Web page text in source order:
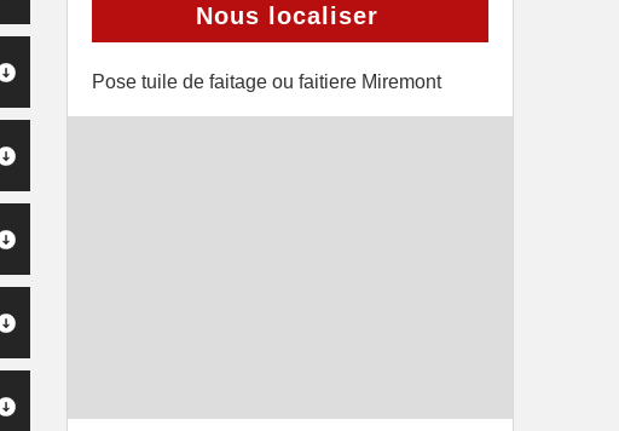
Nous localiser
Pose tuile de faitage ou faitiere Miremont